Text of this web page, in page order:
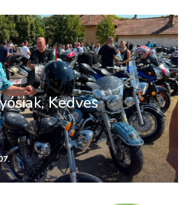
Kedves